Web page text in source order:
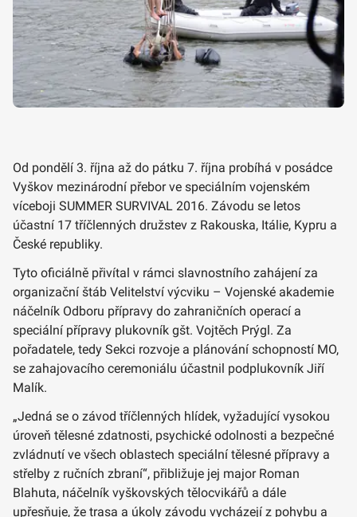
Od pondělí 3. října až do pátku 7. října probíhá v posádce
Vyškov mezinárodní přebor ve speciálním vojenském
víceboji SUMMER SURVIVAL 2016. Závodu se letos
účastní 17 tříčlenných družstev z Rakouska, Itálie, Kypru a
České republiky.
Tyto oficiálně přivítal v rámci slavnostního zahájení za
organizační štáb Velitelství výcviku – Vojenské akademie
náčelník Odboru přípravy do zahraničních operací a
speciální přípravy plukovník gšt. Vojtěch Prýgl. Za
pořadatele, tedy Sekci rozvoje a plánování schopností MO,
se zahajovacího ceremoniálu účastnil podplukovník Jiří
Malík.
„Jedná se o závod tříčlenných hlídek, vyžadující vysokou
úroveň tělesné zdatnosti, psychické odolnosti a bezpečné
zvládnutí ve všech oblastech speciální tělesné přípravy a
střelby z ručních zbraní“, přibližuje jej major Roman
Blahuta, náčelník vyškovských tělocvikářů a dále
upřesňuje, že trasa a úkoly závodu vycházejí z pohybu a